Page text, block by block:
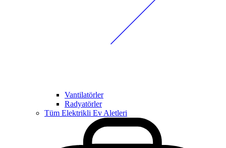
Vantilatörler
Radyatörler
Tüm Elektrikli Ev Aletleri